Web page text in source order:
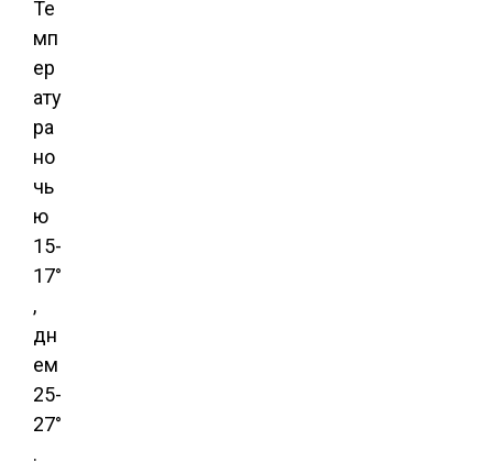
Те
мп
ер
ату
ра
но
чь
ю
15-
17°
,
дн
ем
25-
27°
.